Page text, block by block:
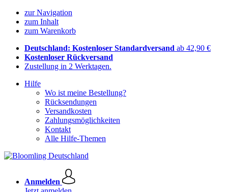
zur Navigation
zum Inhalt
zum Warenkorb
Deutschland: Kostenloser Standardversand ab 42,90 €
Kostenloser Rückversand
Zustellung in 2 Werktagen.
Hilfe
Wo ist meine Bestellung?
Rücksendungen
Versandkosten
Zahlungsmöglichkeiten
Kontakt
Alle Hilfe-Themen
Anmelden